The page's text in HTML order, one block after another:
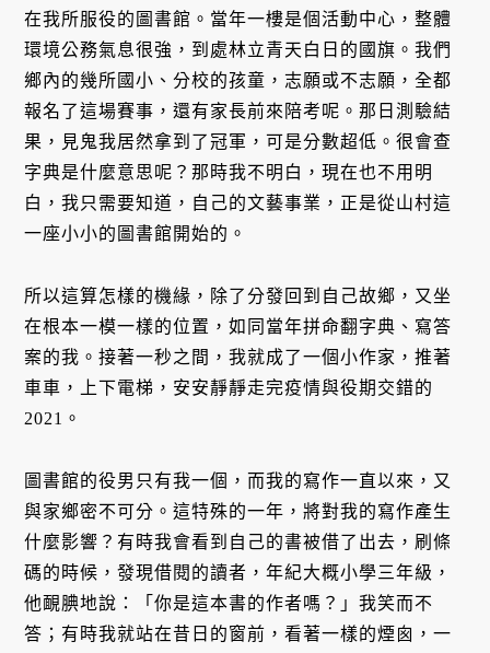
在我所服役的圖書館。當年一樓是個活動中心，整體
環境公務氣息很強，到處林立青天白日的國旗。我們
鄉內的幾所國小、分校的孩童，志願或不志願，全都
報名了這場賽事，還有家長前來陪考呢。那日測驗結
果，見鬼我居然拿到了冠軍，可是分數超低。很會查
字典是什麼意思呢？那時我不明白，現在也不用明
白，我只需要知道，自己的文藝事業，正是從山村這
一座小小的圖書館開始的。
所以這算怎樣的機緣，除了分發回到自己故鄉，又坐
在根本一模一樣的位置，如同當年拼命翻字典、寫答
案的我。接著一秒之間，我就成了一個小作家，推著
車車，上下電梯，安安靜靜走完疫情與役期交錯的
2021。
圖書館的役男只有我一個，而我的寫作一直以來，又
與家鄉密不可分。這特殊的一年，將對我的寫作產生
什麼影響？有時我會看到自己的書被借了出去，刷條
碼的時候，發現借閱的讀者，年紀大概小學三年級，
他靦腆地說：「你是這本書的作者嗎？」我笑而不
答；有時我就站在昔日的窗前，看著一樣的煙囪，一